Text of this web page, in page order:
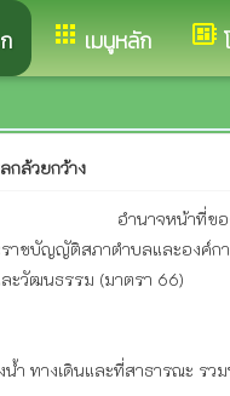
apps เมนูหลัก developer_board
กล้วยกว้าง
าชบัญญัติสภาตำบลและองค์
ะวัฒนธรรม (มาตรา 66)